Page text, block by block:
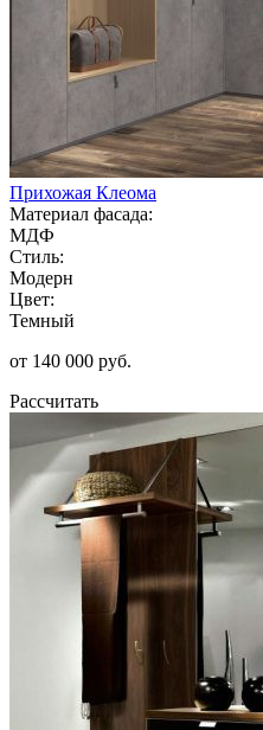
Прихожая Клеома
Материал фасада:
МДФ
Стиль:
Модерн
Цвет:
Темный
от 140 000 руб.
Рассчитать